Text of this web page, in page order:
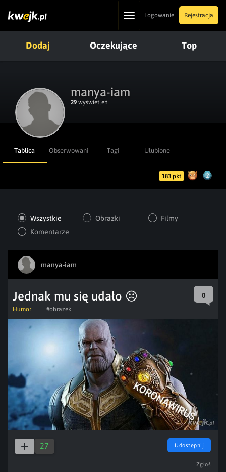
ToggleLogowanie Rejestracja
Dodaj Oczekujące Top
manya-iam
29 wyświetleń
Tablica Obserwowani Tagi Ulubione
183 pkt
Wszystkie Obrazki
Filmy
Komentarze
manya-iam
Jednak mu się udało ☹️ 0
Humor #obrazek
27 Udostępnij
Zgłoś